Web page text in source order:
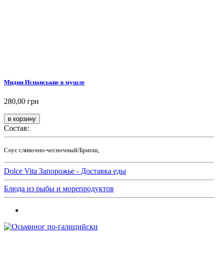
Мидии Испанськие в мушле
280,00 грн
Состав:
Соус сливочно-чесночный/Бриош,
Dolce Vita Запорожье - Доставка еды
Блюда из рыбы и морепродуктов